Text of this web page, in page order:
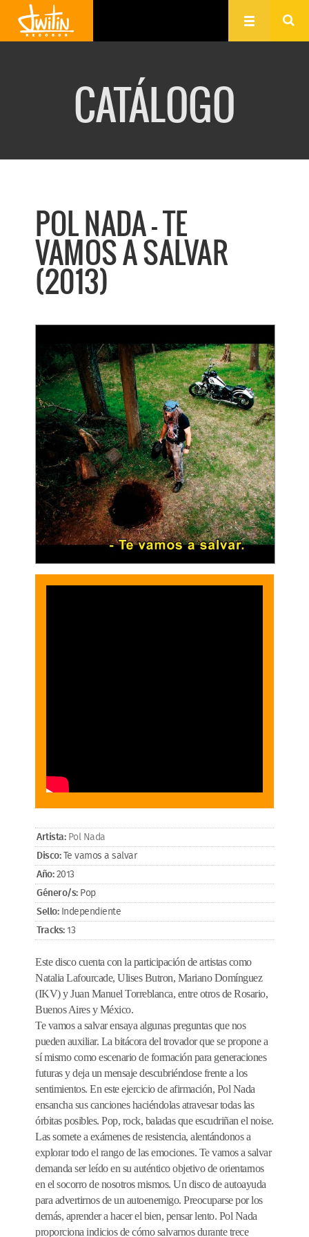
CATÁLOGO
POL NADA - TE
VAMOS A SALVAR
(2013)
Artista: Pol Nada
Disco:Te vamos a salvar
Año:2013
Género/s:Pop
Sello: Independiente
Tracks:13
Este disco cuenta con la participación de artistas como
Natalia Lafourcade, Ulises Butron, Mariano Domínguez
(IKV) y Juan Manuel Torreblanca, entre otros de Rosario,
Buenos Aires y México.
Te vamos a salvar ensaya algunas preguntas que nos
pueden auxiliar. La bitácora del trovador que se propone a
sí mismo como escenario de formación para generaciones
futuras y deja un mensaje descubriéndose frente a los
sentimientos.En este ejercicio de afirmación, Pol Nada
ensancha sus canciones haciéndolas atravesar todas las
órbitas posibles. Pop, rock, baladas que escudriñan el noise.
Las somete a exámenes de resistencia, alentándonos a
explorar todo el rango de las emociones. Te vamos a salvar
demanda ser leído en su auténtico objetivo de orientarnos
en el socorro de nosotros mismos.Un disco de autoayuda
para advertirnos de un autoenemigo. Preocuparse por los
demás, aprender a hacer el bien, pensar lento. Pol Nada
proporciona indicios de cómo salvarnos durante trece